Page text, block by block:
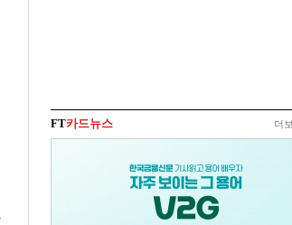
FT카드뉴스 더